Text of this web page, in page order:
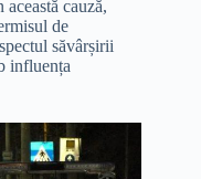
cauză,
de
săvârșirii
influența